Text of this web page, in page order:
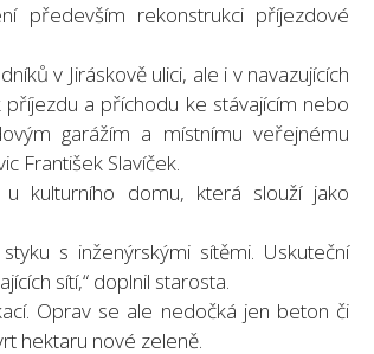
především rekonstrukci příjezdové
v Jiráskově ulici, ale i v navazujících
a příchodu ke stávajícím nebo
garážím a místnímu veřejnému
František Slavíček.
kulturního domu, která slouží jako
s inženýrskými sítěmi. Uskuteční
sítí,“ doplnil starosta.
Oprav se ale nedočká jen beton či
hektaru nové zeleně.